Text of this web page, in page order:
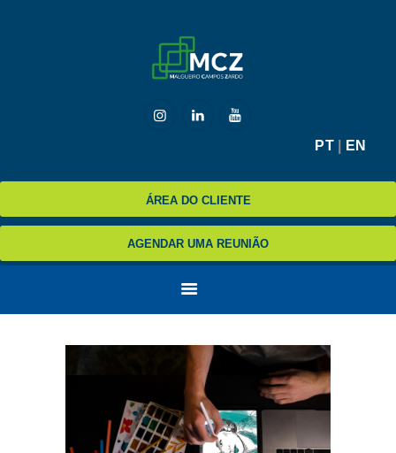
PT| EN
ÁREA DO CLIENTE
AGENDAR UMA REUNIÃO
EXPERTISE
NA MÍDIA